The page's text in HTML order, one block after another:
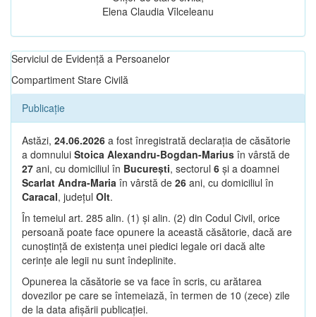
Elena Claudia Vîlceleanu
Serviciul de Evidență a Persoanelor
Compartiment Stare Civilă
Publicație
Astăzi, 24.06.2026 a fost înregistrată declarația de căsătorie
a domnului Stoica Alexandru-Bogdan-Marius în vârstă de
27 ani, cu domiciliul în București, sectorul 6 și a doamnei
Scarlat Andra-Maria în vârstă de 26 ani, cu domiciliul în
Caracal, județul Olt.
În temeiul art. 285 alin. (1) și alin. (2) din Codul Civil, orice
persoană poate face opunere la această căsătorie, dacă are
cunoștință de existența unei piedici legale ori dacă alte
cerințe ale legii nu sunt îndeplinite.
Opunerea la căsătorie se va face în scris, cu arătarea
dovezilor pe care se întemeiază, în termen de 10 (zece) zile
de la data afișării publicației.